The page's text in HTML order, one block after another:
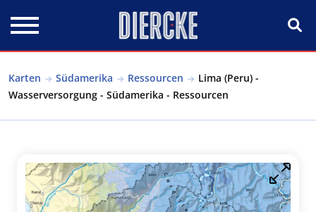
Karten Südamerika Ressourcen
Lima (Peru) -
Wasserversorgung - Südamerika - Ressourcen